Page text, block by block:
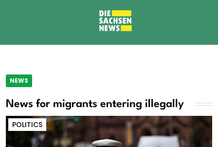
NEWS
News for migrants entering illegally
POLITICS